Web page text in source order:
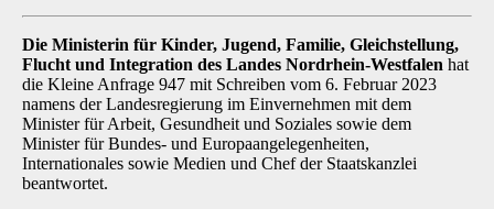
Die Ministerin für Kinder, Jugend, Familie, Gleichstellung,
Flucht und Integration des Landes Nordrhein-Westfalen hat
die Kleine Anfrage 947 mit Schreiben vom 6. Februar 2023
namens der Landesregierung im Einvernehmen mit dem
Minister für Arbeit, Gesundheit und Soziales sowie dem
Minister für Bundes- und Europaangelegenheiten,
Internationales sowie Medien und Chef der Staatskanzlei
beantwortet.